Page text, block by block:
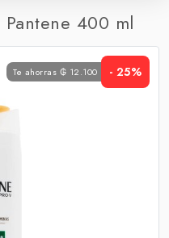
400 ml
Te ahorras ₲ 12.100 - 25%